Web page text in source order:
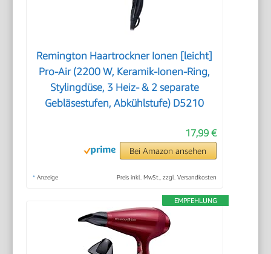
Remington Haartrockner Ionen [leicht]
Pro-Air (2200 W, Keramik-Ionen-Ring,
Stylingdüse, 3 Heiz- & 2 separate
Gebläsestufen, Abkühlstufe) D5210
17,99 €
Bei Amazon ansehen
* Anzeige Preis inkl. MwSt., zzgl. Versandkosten
EMPFEHLUNG